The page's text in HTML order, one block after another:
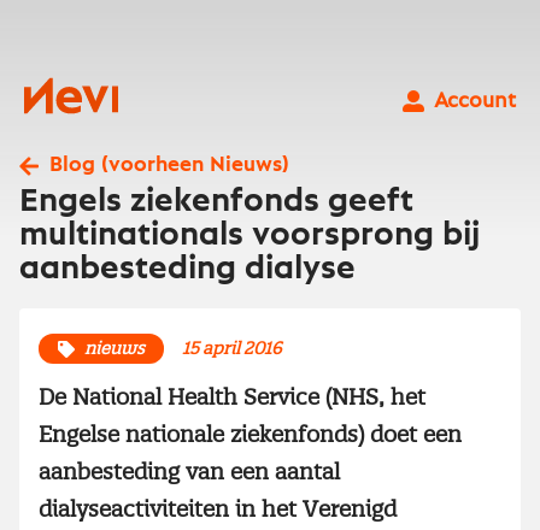
Nevi
Account
Blog (voorheen Nieuws)
Engels ziekenfonds geeft
multinationals voorsprong bij
aanbesteding dialyse
nieuws 15 april 2016
De National Health Service (NHS, het
Engelse nationale ziekenfonds) doet een
aanbesteding van een aantal
dialyseactiviteiten in het Verenigd